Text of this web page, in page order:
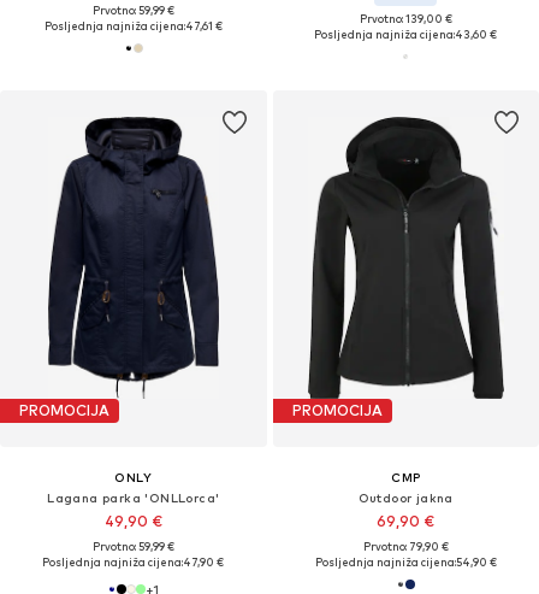
Prvotno: 59,99 €
Posljednja najniža cijena:47,61 €
Prvotno: 139,00 €
Posljednja najniža cijena:43,60 €
PROMOCIJA
ONLY
Lagana parka 'ONLLorca'
49,90 €
Prvotno: 59,99 €
Posljednja najniža cijena:47,90 €
+1
PROMOCIJA
CMP
Outdoor jakna
69,90 €
Prvotno: 79,90 €
Posljednja najniža cijena:54,90 €